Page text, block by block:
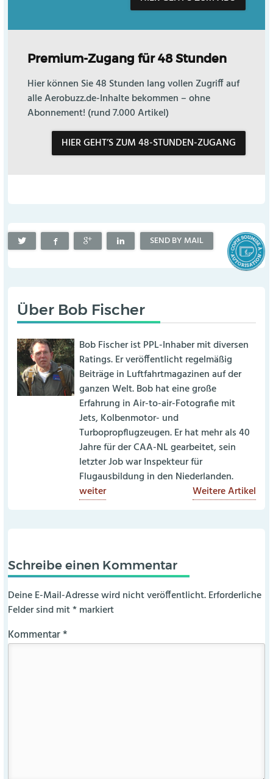
Premium-Zugang für 48 Stunden
Hier können Sie 48 Stunden lang vollen Zugriff auf
alle Aerobuzz.de-Inhalte bekommen – ohne
Abonnement! (rund 7.000 Artikel)
HIER GEHT’S ZUM 48-STUNDEN-ZUGANG
SEND BY MAIL
Über Bob Fischer
Bob Fischer ist PPL-Inhaber mit diversen
Ratings. Er veröffentlicht regelmäßig
Beiträge in Luftfahrtmagazinen auf der
ganzen Welt. Bob hat eine große
Erfahrung in Air-to-air-Fotografie mit
Jets, Kolbenmotor- und
Turbopropflugzeugen. Er hat mehr als 40
Jahre für der CAA-NL gearbeitet, sein
letzter Job war Inspekteur für
Flugausbildung in den Niederlanden.
weiter
Weitere Artikel
Schreibe einen Kommentar
Deine E-Mail-Adresse wird nicht veröffentlicht. Erforderliche
Felder sind mit*markiert
Kommentar*